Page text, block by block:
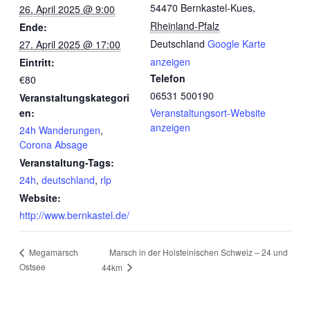
26. April 2025 @ 9:00
Ende:
27. April 2025 @ 17:00
Eintritt:
€80
Veranstaltungskategori
en:
24h Wanderungen,
Corona Absage
Veranstaltung-Tags:
24h, deutschland, rlp
Website:
http://www.bernkastel.de/
54470 Bernkastel-Kues,
Rheinland-Pfalz
Deutschland Google Karte
anzeigen
Telefon
06531 500190
Veranstaltungsort-Website
anzeigen
Megamarsch
Ostsee
Marsch in der Holsteinischen Schweiz – 24 und
44km